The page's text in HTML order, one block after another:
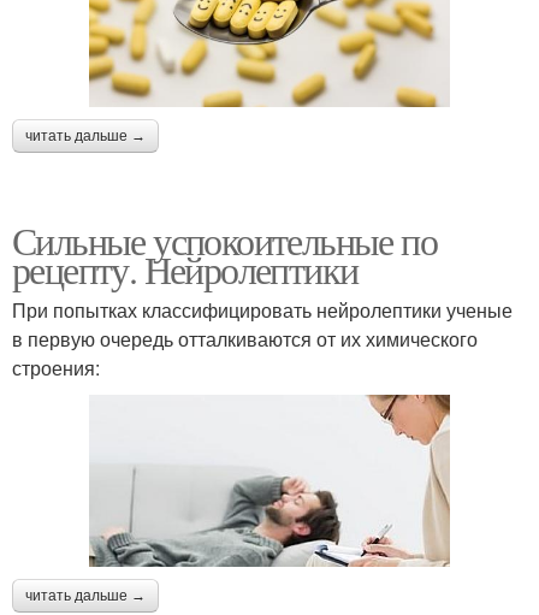
читать дальше →
Сильные успокоительные по
рецепту. Нейролептики
При попытках классифицировать нейролептики ученые
в первую очередь отталкиваются от их химического
строения:
читать дальше →